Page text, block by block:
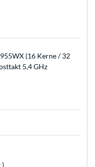
(16 Kerne / 32
5,4 GHz
)